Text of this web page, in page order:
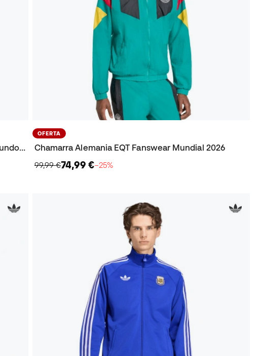
Chamarra Spain Vis-Tech Fanswear Copa del Mundo 2026
OFERTA
Chamarra Alemania EQT Fanswear Mundial 2026
99,99 €74,99 €−25%